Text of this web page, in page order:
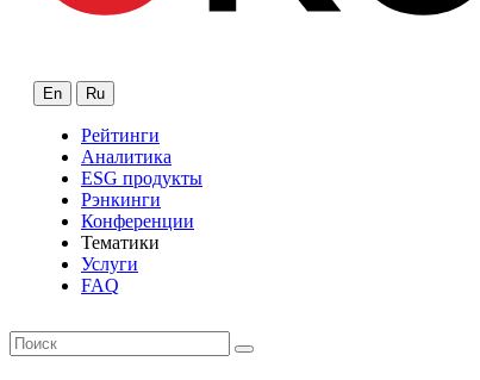
En Ru
Рейтинги
Аналитика
ESG продукты
Рэнкинги
Конференции
Тематики
Услуги
FAQ